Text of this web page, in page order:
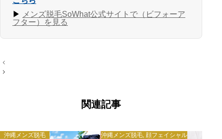
▶
メンズ脱毛SoWhat公式サイトで（ビフォーア
フター）を見る
投
稿
関連記事
沖縄メンズ脱毛 沖縄メンズ脱毛, 顔フェイシャル